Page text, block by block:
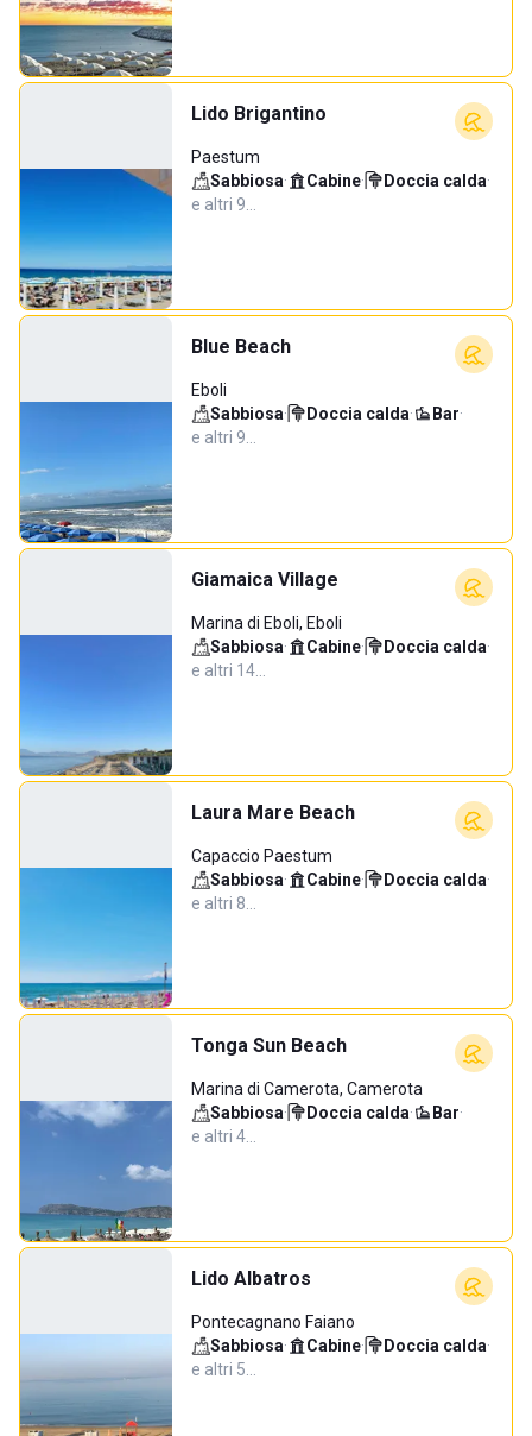
Lido Brigantino
Paestum
Sabbiosa· Cabine· Doccia calda·
e altri 9…
Blue Beach
Eboli
Sabbiosa· Doccia calda· Bar·
e altri 9…
Giamaica Village
Marina di Eboli, Eboli
Sabbiosa· Cabine· Doccia calda·
e altri 14…
Laura Mare Beach
Capaccio Paestum
Sabbiosa· Cabine· Doccia calda·
e altri 8…
Tonga Sun Beach
Marina di Camerota, Camerota
Sabbiosa· Doccia calda· Bar·
e altri 4…
Lido Albatros
Pontecagnano Faiano
Sabbiosa· Cabine· Doccia calda·
e altri 5…